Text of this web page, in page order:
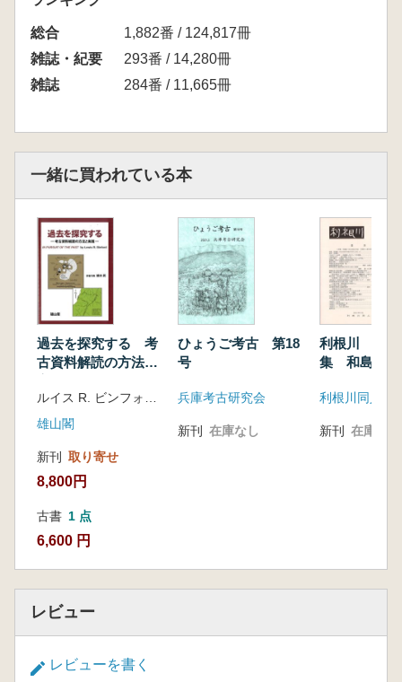
村田文夫 「御野国(岐阜県)加毛郡半布里の人
びと(2)大宝二年籍から武蔵国橘樹郡の様相を
学ぶ」
総合
1,882番 / 124,817冊
雑誌・紀要
293番 / 14,280冊
雑誌
284番 / 11,665冊
一緒に買われている本
過去を探究する 考
古資料解読の方法と
ルイス R. ビンフォード著 植木 武 翻訳
雄山閣
新刊 取り寄せ
8,800円
古書 1 点
6,600 円
ひょうご考古 第18
号
兵庫考古研究会
新刊 在庫なし
利根川 第
集 和島誠一
川』創刊40
利根川同人
新刊 在庫なし
レビュー
レビューを書く